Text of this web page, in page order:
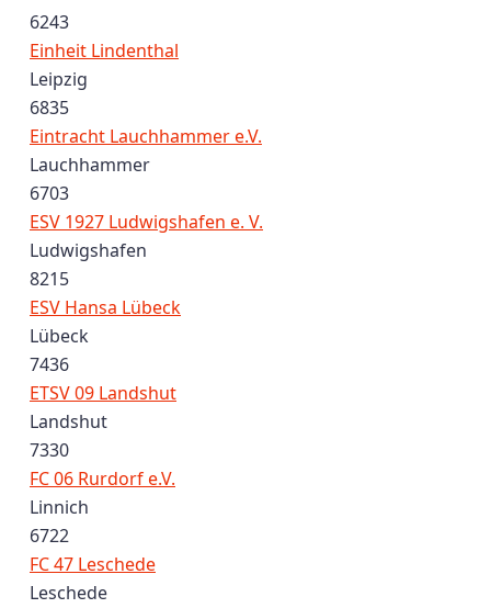
6243
Einheit Lindenthal
Leipzig
6835
Eintracht Lauchhammer e.V.
Lauchhammer
6703
ESV 1927 Ludwigshafen e. V.
Ludwigshafen
8215
ESV Hansa Lübeck
Lübeck
7436
ETSV 09 Landshut
Landshut
7330
FC 06 Rurdorf e.V.
Linnich
6722
FC 47 Leschede
Leschede